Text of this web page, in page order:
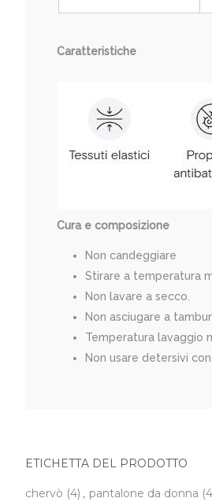
Caratteristiche
Cura e composizione
Non candeggiare
Stirare a temperatura
Non lavare a secco.
Non asciugare a
Temperatura lavaggio
Non usare detersivi
ETICHETTA DEL PRODOTTO
chervò (4) , pantalone da donna